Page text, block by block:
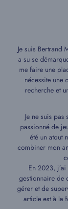
Je suis Bertrand
a su se
me faire une
nécessite une
recherche et
Je ne suis
passionné de
été un atout
combiner mon
En 2023,
gestionnaire de
gérer et de
article est à la